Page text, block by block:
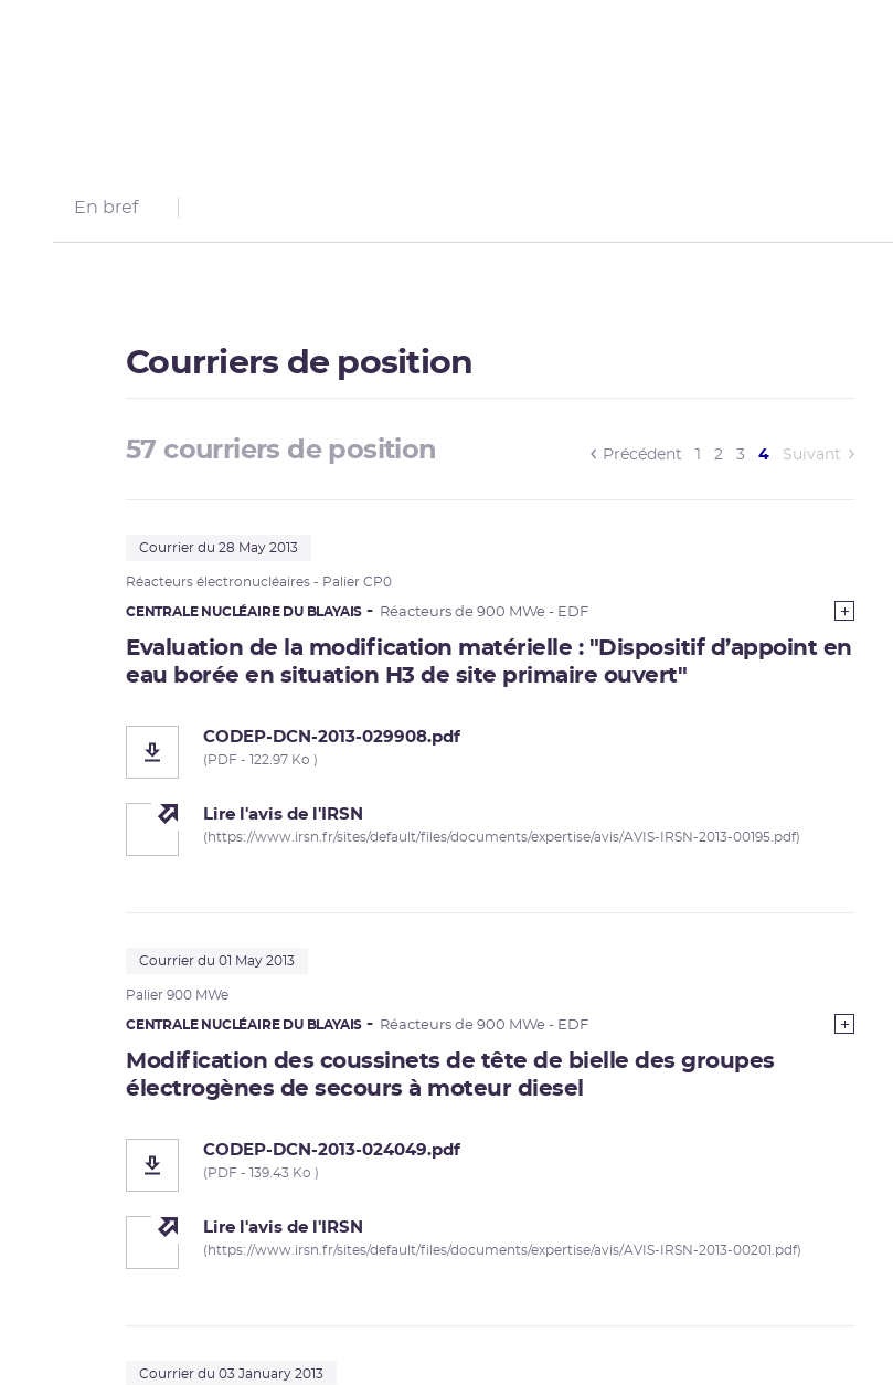
En bref
Courriers de position
57 courriers de position Précédent 2 3 4(current)
Suivant
Courrier du 28 May 2013
Réacteurs électronucléaires - Palier CP0
CENTRALE NUCLÉAIRE DU BLAYAIS Réacteurs de 900 MWe - EDF
Evaluation de la modification matérielle : "Dispositif d’appoint en
eau borée en situation H3 de site primaire ouvert"
CODEP-DCN-2013-029908.pdf
(PDF - 122.97 Ko )
Lire l'avis de l'IRSN
(https://www.irsn.fr/sites/default/files/documents/expertise/avis/AVIS-IRSN-2013-00195.pdf)
Courrier du 01 May 2013
Palier 900 MWe
CENTRALE NUCLÉAIRE DU BLAYAIS Réacteurs de 900 MWe - EDF
Modification des coussinets de tête de bielle des groupes
électrogènes de secours à moteur diesel
CODEP-DCN-2013-024049.pdf
(PDF - 139.43 Ko )
Lire l'avis de l'IRSN
(https://www.irsn.fr/sites/default/files/documents/expertise/avis/AVIS-IRSN-2013-00201.pdf)
Courrier du 03 January 2013